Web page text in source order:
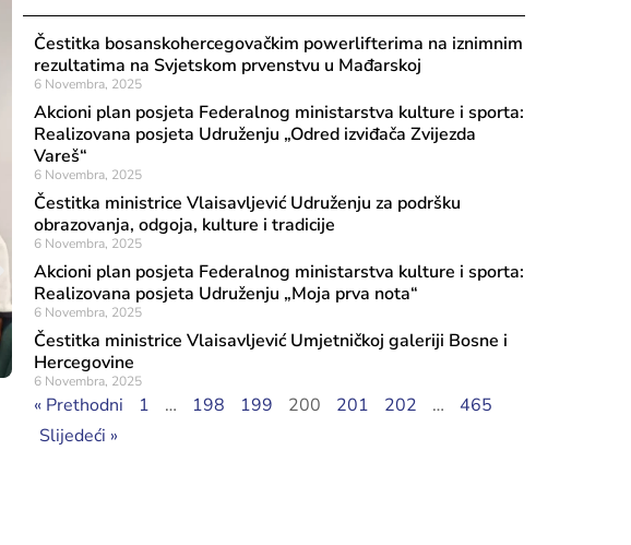
Objavljeno: 3 Jula, 2026
Rezultati javnog poziva 2026: Transfer za
Čestitka bosanskohercegovačkim powerlifterima na iznimnim
rezultatima na Svjetskom prvenstvu u Mađarskoj
6 Novembra, 2025
Akcioni plan posjeta Federalnog ministarstva kulture i sporta:
Realizovana posjeta Udruženju „Odred izviđača Zvijezda
Vareš“
6 Novembra, 2025
Čestitka ministrice Vlaisavljević Udruženju za podršku
obrazovanja, odgoja, kulture i tradicije
6 Novembra, 2025
Akcioni plan posjeta Federalnog ministarstva kulture i sporta:
Realizovana posjeta Udruženju „Moja prva nota“
6 Novembra, 2025
Čestitka ministrice Vlaisavljević Umjetničkoj galeriji Bosne i
Hercegovine
6 Novembra, 2025
« Prethodni 1 … 198 199 200 201 202 …
465
Slijedeći »